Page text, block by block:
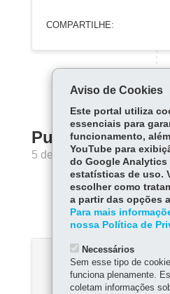
COMPARTILHE:
Publicado há 1
5 de Agosto de 2025
Aviso de Cookies
Este portal utiliza
essenciais para
funcionamento,
YouTube para
do Google Analytics
estatísticas de uso.
escolher como
a partir das opções
Para mais
nossa Política de
Necessários
Sem esse tipo de
funciona plenamente.
coletam informações